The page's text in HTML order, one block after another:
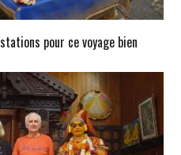
pour ce voyage bien